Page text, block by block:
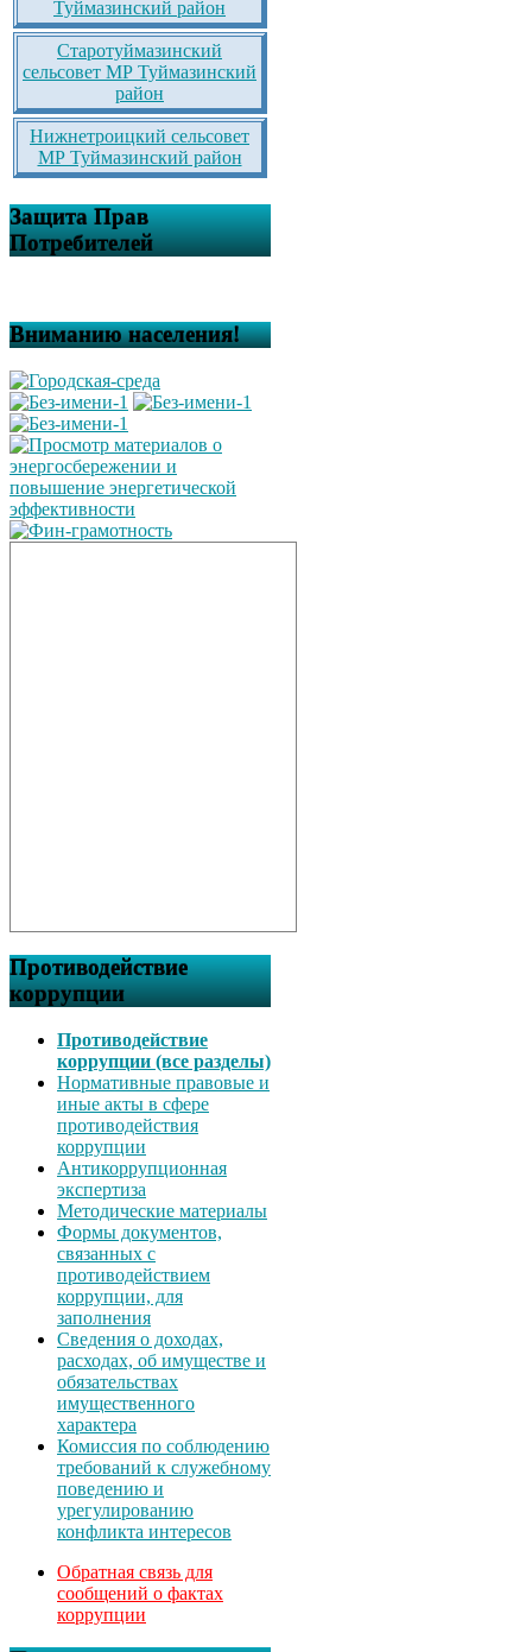
Туймазинский район
Старотуймазинский
сельсовет МР Туймазинский
район
Нижнетроицкий сельсовет
МР Туймазинский район
Защита Прав
Потребителей
Вниманию населения!
Противодействие
коррупции
Противодействие
коррупции (все разделы)
Нормативные правовые и
иные акты в сфере
противодействия
коррупции
Антикоррупционная
экспертиза
Методические материалы
Формы документов,
связанных с
противодействием
коррупции, для
заполнения
Сведения о доходах,
расходах, об имуществе и
обязательствах
имущественного
характера
Комиссия по соблюдению
требований к служебному
поведению и
урегулированию
конфликта интересов
Обратная связь для
сообщений о фактах
коррупции